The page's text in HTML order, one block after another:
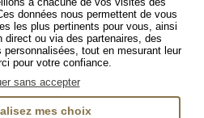
Clients
NOUS
données nous permettent de vous
les plus pertinents pour vous, ainsi
direct ou via des partenaires, des
tout en mesurant leur
pour votre confiance.
sans accepter
mes choix